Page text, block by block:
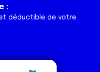
:
déductible de votre